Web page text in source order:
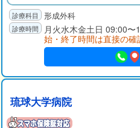
形成外科
月火水木金土日 09:00
始・終了時間は直接の
琉球大学病院